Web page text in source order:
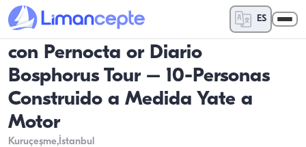
ES
con Pernocta or Diario
Bosphorus Tour – 10-Personas
Construido a Medida Yate a
Motor
Kuruçeşme,İstanbul